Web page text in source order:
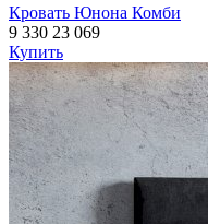
Кровать Юнона Комби
9 330 23 069
Купить